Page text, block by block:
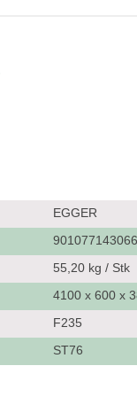
EGGER
55,20 kg / Stk
4100 x 600 x
F235
ST76